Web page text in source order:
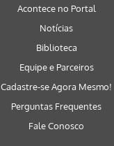
Acontece no Portal
Notícias
Biblioteca
Equipe e Parceiros
Cadastre-se Agora Mesmo!
Perguntas Frequentes
Fale Conosco